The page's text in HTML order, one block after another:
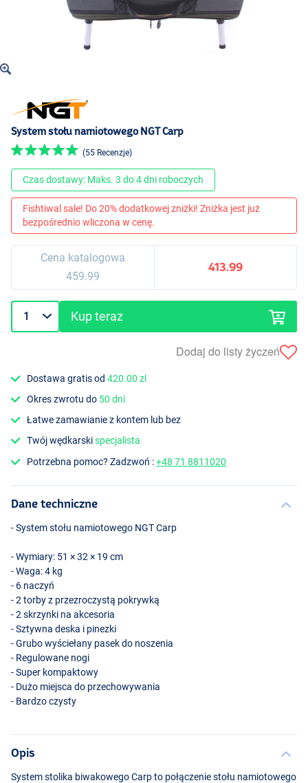
System stołu namiotowego NGT Carp
(55 Recenzje)
Czas dostawy: Maks. 3 do 4 dni roboczych
Fishtiwal sale! Do 20% dodatkowej zniżki! Zniżka jest już
bezpośrednio wliczona w cenę.
Cena katalogowa
459.99
413.99
Kup teraz
Dodaj do listy życzeń
Dostawa gratis od420.00 zl
Okres zwrotu do 50 dni
Łatwe zamawianie z kontem lub bez
Twój wędkarskispecjalista
Potrzebna pomoc? Zadzwoń :+48 71 8811020
Dane techniczne
- System stołu namiotowego NGTCarp
- Wymiary: 51 × 32 × 19 cm
- Waga: 4 kg
- 6 naczyń
- 2 torby z przezroczystą pokrywką
- 2 skrzynki na akcesoria
- Sztywna deska i pinezki
- Grubo wyściełany pasek do noszenia
- Regulowane nogi
- Super kompaktowy
- Dużo miejsca do przechowywania
- Bardzo czysty
Opis
System stolika biwakowego Carp to połączenie stołu namiotowego